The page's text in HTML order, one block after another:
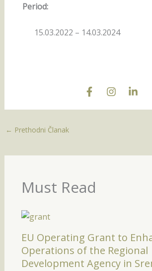
Period:
15.03.2022 – 14.03.2024
← Prethodni Članak
Must Read
EU Operating Grant to
Operations of the Regional
Development Agency in